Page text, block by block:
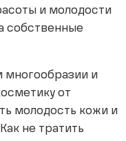
и молодости
собственные
многообразии и
от
молодость кожи и
не тратить